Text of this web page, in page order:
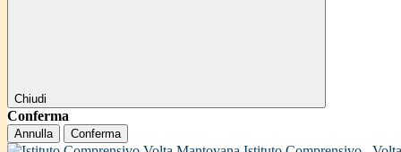
Chiudi
Conferma
Annulla Conferma